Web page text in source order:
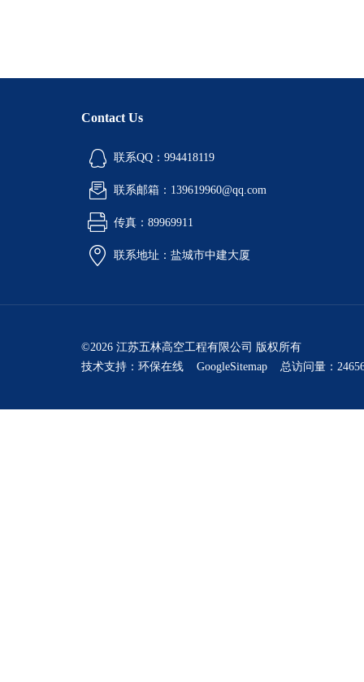
Contact Us
联系QQ：994418119
联系邮箱：139619960@qq.com
传真：89969911
联系地址：盐城市中建大厦
©2026 江苏五林高空工程有限公司 版权所有
技术支持： 环保在线 GoogleSitemap 总访问量：